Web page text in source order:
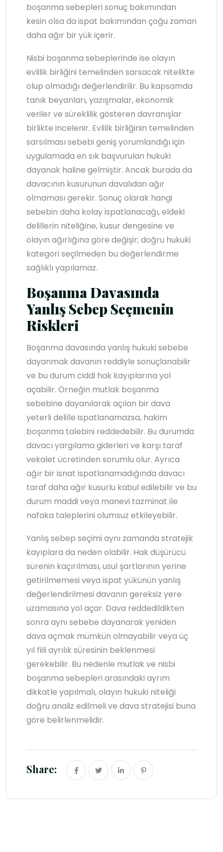
boşanma sebepleri sonuç bakımından
kesin olsa da ispat bakımından çoğu zaman
daha ağır bir yük içerir.
Nisbi boşanma sebeplerinde ise olayın
evlilik birliğini temelinden sarsacak nitelikte
olup olmadığı değerlendirilir. Bu kapsamda
tanık beyanları, yazışmalar, ekonomik
veriler ve süreklilik gösteren davranışlar
birlikte incelenir. Evlilik birliğinin temelinden
sarsılması sebebi geniş yorumlandığı için
uygulamada en sık başvurulan hukuki
dayanak haline gelmiştir. Ancak burada da
davacının kusurunun davalıdan ağır
olmaması gerekir. Sonuç olarak hangi
sebebin daha kolay ispatlanacağı, eldeki
delillerin niteliğine, kusur dengesine ve
olayın ağırlığına göre değişir; doğru hukuki
kategori seçilmeden bu değerlendirme
sağlıklı yapılamaz.
Boşanma Davasında
Yanlış Sebep Seçmenin
Riskleri
Boşanma davasında yanlış hukuki sebebe
dayanmak davanın reddiyle sonuçlanabilir
ve bu durum ciddi hak kayıplarına yol
açabilir. Örneğin mutlak boşanma
sebebine dayanılarak açılan bir dava
yeterli delille ispatlanamazsa, hakim
boşanma talebini reddedebilir. Bu durumda
davacı yargılama giderleri ve karşı taraf
vekalet ücretinden sorumlu olur. Ayrıca
ağır bir isnat ispatlanamadığında davacı
taraf daha ağır kusurlu kabul edilebilir ve bu
durum maddi veya manevi tazminat ile
nafaka taleplerini olumsuz etkileyebilir.
Yanlış sebep seçimi aynı zamanda stratejik
kayıplara da neden olabilir. Hak düşürücü
sürenin kaçırılması, usul şartlarının yerine
getirilmemesi veya ispat yükünün yanlış
değerlendirilmesi davanın gereksiz yere
uzamasına yol açar. Dava reddedildikten
sonra aynı sebebe dayanarak yeniden
dava açmak mümkün olmayabilir veya üç
yıl fiili ayrılık süresinin beklenmesi
gerekebilir. Bu nedenle mutlak ve nisbi
boşanma sebepleri arasındaki ayrım
dikkatle yapılmalı, olayın hukuki niteliği
doğru analiz edilmeli ve dava stratejisi buna
göre belirlenmelidir.
Share: